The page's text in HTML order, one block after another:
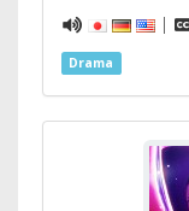
|
Drama